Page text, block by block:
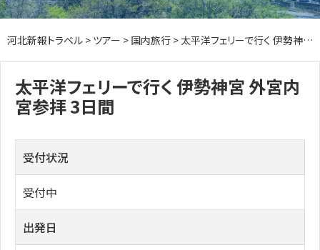
河北新報トラベル > ツアー > 国内旅行 >太平洋フェリーで行く 伊勢神宮 外宮内宮参拝 3日間
太平洋フェリーで行く 伊勢神宮 外宮内
宮参拝 3日間
受付状況
受付中
出発日